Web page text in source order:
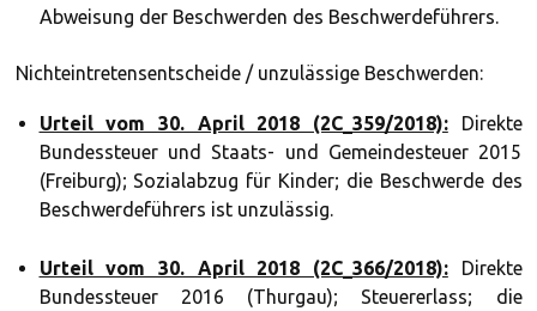
Abweisung der Beschwerden des Beschwerdeführers.
Nichteintretensentscheide / unzulässige Beschwerden:
Urteil vom 30. April 2018 (2C_359/2018):Direkte
Bundessteuer und Staats- und Gemeindesteuer 2015
(Freiburg); Sozialabzug für Kinder; die Beschwerde des
Beschwerdeführers ist unzulässig.
Urteil vom 30. April 2018 (2C_366/2018):Direkte
Bundessteuer 2016 (Thurgau); Steuererlass; die